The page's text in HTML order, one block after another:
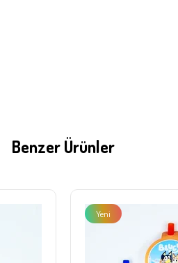
Benzer Ürünler
Yeni